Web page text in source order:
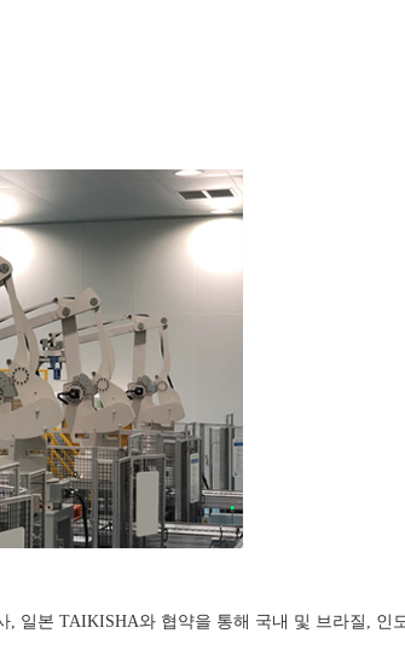
, 일본 TAIKISHA와 협약을 통해 국내 및 브라질,